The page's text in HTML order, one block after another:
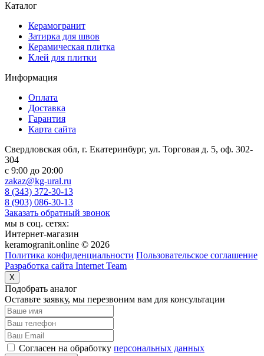
Каталог
Керамогранит
Затирка для швов
Керамическая плитка
Клей для плитки
Информация
Оплата
Доставка
Гарантия
Карта сайта
Свердловская обл, г. Екатеринбург, ул. Торговая д. 5, оф. 302-
304
c 9:00 до 20:00
zakaz@kg-ural.ru
8 (343) 372-30-13
8 (903) 086-30-13
Заказать обратный звонок
мы в соц. сетях:
Интернет-магазин
keramogranit.online © 2026
Политика конфиденциальности Пользовательское соглашение
Разработка сайта Internet Team
X
Подобрать аналог
Оставьте заявку, мы перезвоним вам для консультации
Согласен на обработку персональных данных